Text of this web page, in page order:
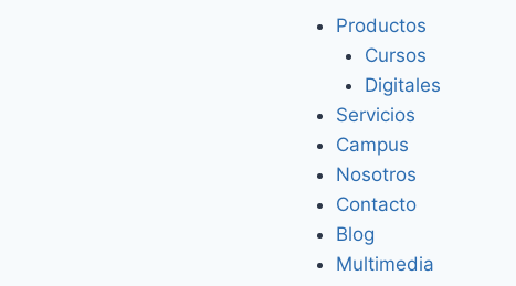
Productos
Cursos
Digitales
Servicios
Campus
Nosotros
Contacto
Blog
Multimedia